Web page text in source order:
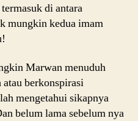
di antara
mungkin kedua imam
Marwan menuduh
berkonspirasi
mengetahui sikapnya
belum lama sebelum nya